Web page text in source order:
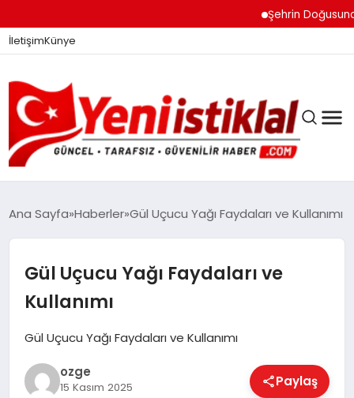
Şehrin Doğusundan
İletişimKünye
DÜNYA
EĞITIM
Ana Sayfa Haberler Gül Uçucu Yağı Faydaları ve Kullanımı
Gül Uçucu Yağı Faydaları ve
Kullanımı
Gül Uçucu Yağı Faydaları ve Kullanımı
ozge
15 Kasım 2025 Paylaş